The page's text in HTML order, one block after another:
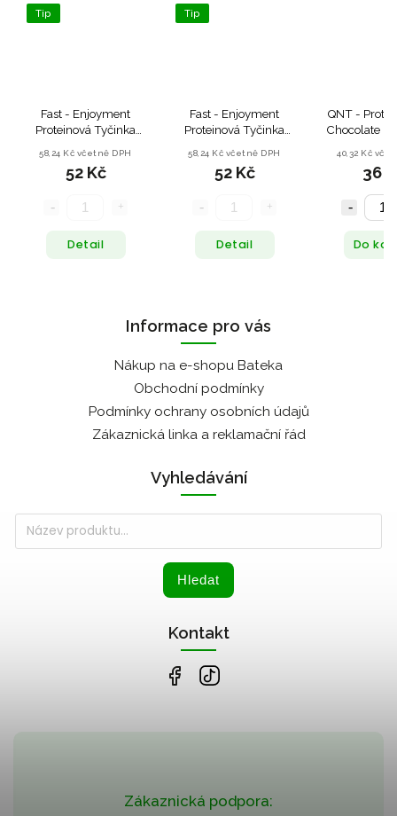
Tip
Fast - Enjoyment
Proteinová Tyčinka
58,24 Kč včetně DPH
52 Kč
Detail
Tip
Fast - Enjoyment
Proteinová Tyčinka
58,24 Kč včetně DPH
52 Kč
Detail
QNT -
Chocolate
40,32 Kč
36
Do
Zákaznická podpora:
Informace pro vás
Nákup na e-shopu Bateka
Obchodní podmínky
Podmínky ochrany osobních údajů
Zákaznická linka a reklamační řád
Vyhledávání
Hledat
Kontakt